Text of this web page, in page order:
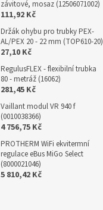
závitové, mosaz (12506071002)
111,92 Kč
Držák ohybu pro trubky PEX-
AL/PEX 20 - 22 mm (TOP610-20)
27,10 Kč
RegulusFLEX - flexibilní trubka
80 - metráž (16062)
281,45 Kč
Vaillant modul VR 940 f
(0010038366)
4 756,75 Kč
PROTHERM WiFi ekvitermní
regulace eBus MiGo Select
(8000021046)
5 810,42 Kč